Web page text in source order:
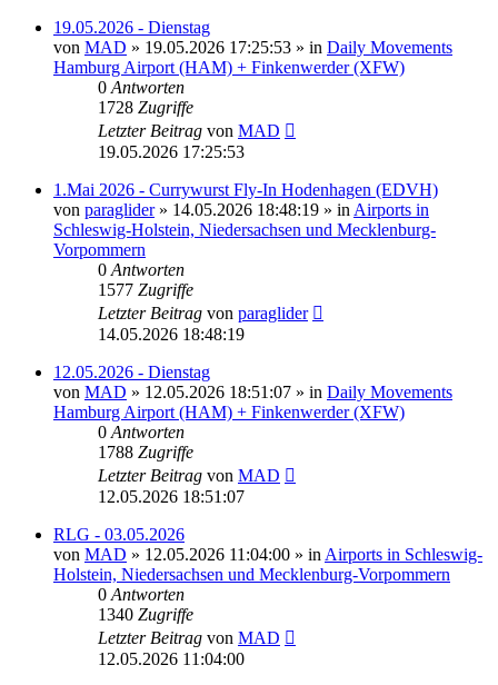
19.05.2026 - Dienstag
von MAD » 19.05.2026 17:25:53 » in Daily Movements
Hamburg Airport (HAM) + Finkenwerder (XFW)
0 Antworten
1728 Zugriffe
Letzter Beitrag von MAD
19.05.2026 17:25:53
1.Mai 2026 - Currywurst Fly-In Hodenhagen (EDVH)
von paraglider» 14.05.2026 18:48:19 » in Airports in
Schleswig-Holstein, Niedersachsen und Mecklenburg-
Vorpommern
0 Antworten
1577 Zugriffe
Letzter Beitrag von paraglider
14.05.2026 18:48:19
12.05.2026 - Dienstag
von MAD » 12.05.2026 18:51:07 » in Daily Movements
Hamburg Airport (HAM) + Finkenwerder (XFW)
0 Antworten
1788 Zugriffe
Letzter Beitrag von MAD
12.05.2026 18:51:07
RLG - 03.05.2026
von MAD » 12.05.2026 11:04:00 » in Airports in Schleswig-
Holstein, Niedersachsen und Mecklenburg-Vorpommern
0 Antworten
1340 Zugriffe
Letzter Beitrag von MAD
12.05.2026 11:04:00